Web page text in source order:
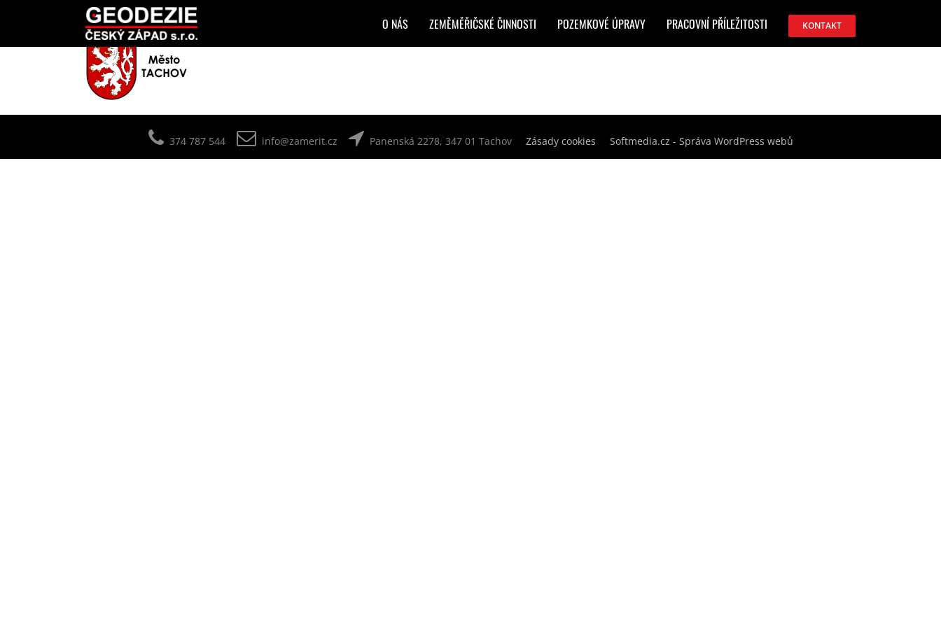
O NÁS ZEMĚMĚŘIČSKÉ ČINNOSTI POZEMKOVÉ ÚPRAVY PRACOVNÍ PŘÍLEŽITOSTI KONTAKT
374 787 544 info@zamerit.cz Panenská 2278, 347 01 Tachov Zásady cookies Softmedia.cz - Správa WordPress webů